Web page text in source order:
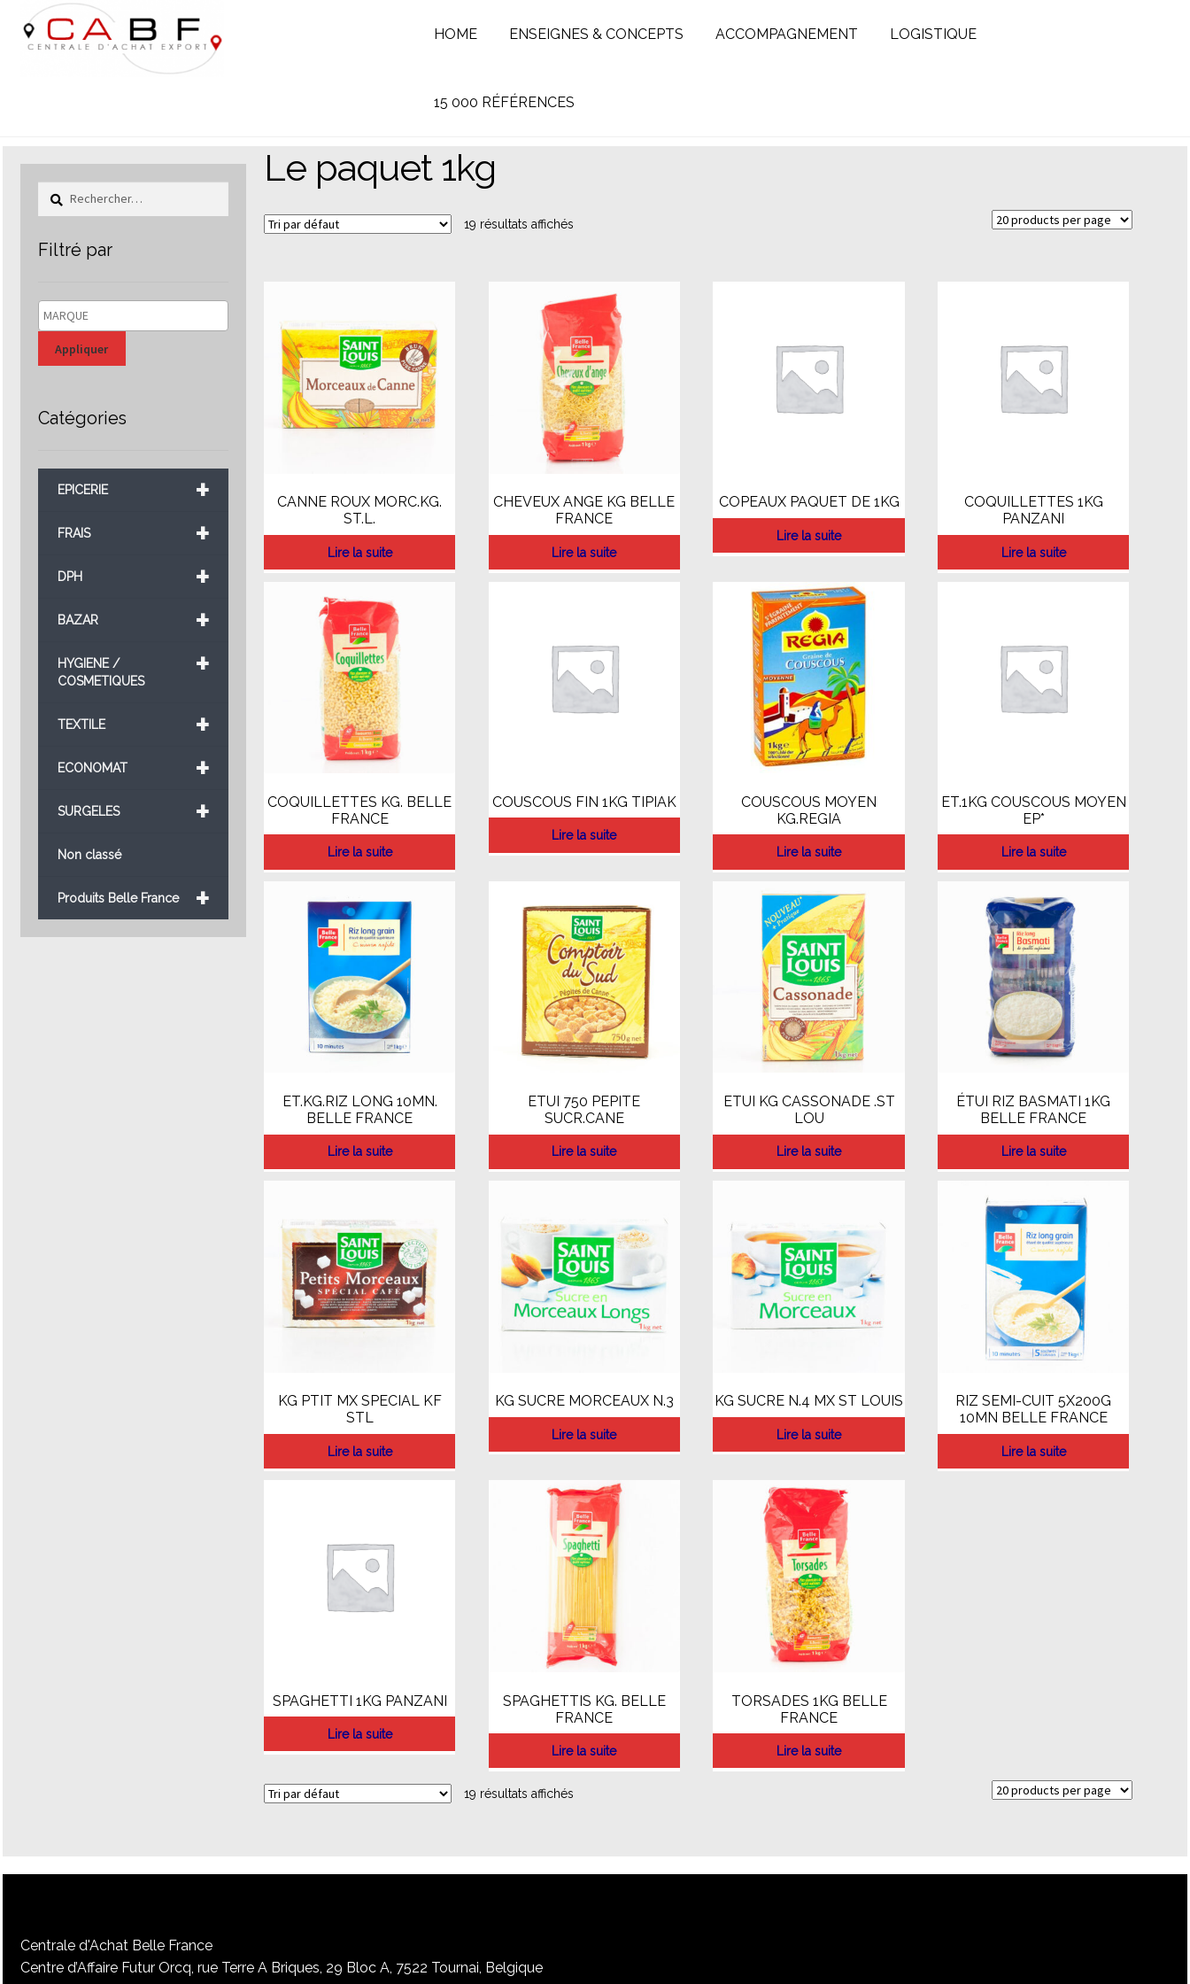
Aller
à
la
Aller
au
contenu
HOME ENSEIGNES & CONCEPTS ACCOMPAGNEMENT LOGISTIQUE
15 000 RÉFÉRENCES
Le paquet 1kg
19 résultats affichés
CANNE ROUX MORC.KG.
ST.L.
Lire la suite
CHEVEUX ANGE KG BELLE
FRANCE
Lire la suite
COPEAUX PAQUET DE 1KG
Lire la suite
COQUILLETTES 1KG
PANZANI
Lire la suite
COQUILLETTES KG. BELLE
FRANCE
Lire la suite
COUSCOUS FIN 1KG TIPIAK
Lire la suite
COUSCOUS MOYEN
KG.REGIA
Lire la suite
ET.1KG COUSCOUS MOYEN
EP*
Lire la suite
ET.KG.RIZ LONG 10MN.
BELLE FRANCE
Lire la suite
ETUI 750 PEPITE
SUCR.CANE
Lire la suite
ETUI KG CASSONADE .ST
LOU
Lire la suite
ÉTUI RIZ BASMATI 1KG
BELLE FRANCE
Lire la suite
KG PTIT MX SPECIAL KF
STL
Lire la suite
KG SUCRE MORCEAUX N.3
Lire la suite
KG SUCRE N.4 MX ST LOUIS
Lire la suite
RIZ SEMI-CUIT 5X200G
10MN BELLE FRANCE
Lire la suite
SPAGHETTI 1KG PANZANI
Lire la suite
SPAGHETTIS KG. BELLE
FRANCE
Lire la suite
TORSADES 1KG BELLE
FRANCE
Lire la suite
19 résultats affichés
Rechercher :
Filtré par
Appliquer
Catégories
+
EPICERIE
+
FRAIS
+
DPH
+
BAZAR
+
HYGIENE /
COSMETIQUES
+
TEXTILE
+
ECONOMAT
+
SURGELES
Non classé
+
Produits Belle France
Centrale d'Achat Belle France
Centre d’Affaire Futur Orcq, rue Terre A Briques, 29 Bloc A, 7522 Tournai, Belgique